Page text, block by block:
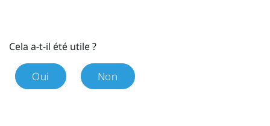
Cela a-t-il été utile ?
Oui Non